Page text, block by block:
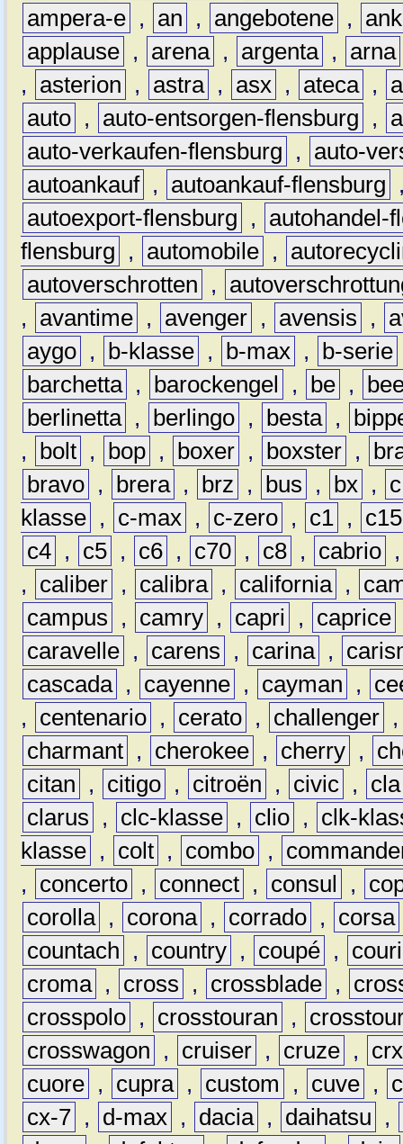
ampera-e , an , angebotene ,
applause , arena , argenta , arna
,
asterion , astra , asx , ateca ,
auto , auto-entsorgen-flensburg ,
auto-verkaufen-flensburg
,
auto-
autoankauf , autoankauf-flensburg
autoexport-flensburg
,
autohandel-
flensburg
, automobile ,
autoverschrotten
,
,
avantime , avenger , avensis ,
aygo , b-klasse , b-max , b-serie
barchetta , barockengel , be ,
berlinetta , berlingo , besta ,
,
bolt , bop , boxer , boxster ,
bravo , brera , brz , bus , bx ,
c
klasse , c-max , c-zero , c1 ,
c15
c4 , c5 , c6 , c70 , c8 , cabrio
,
caliber , calibra , california ,
campus
, camry , capri , caprice
caravelle , carens , carina ,
cascada , cayenne , cayman ,
,
centenario , cerato , challenger
charmant , cherokee , cherry ,
citan
, citigo , citroën , civic ,
cla
clarus
, clc-klasse , clio ,
clk-
klasse , colt , combo ,
,
concerto , connect , consul ,
corolla , corona , corrado , corsa
countach
, country , coupé ,
croma , cross , crossblade ,
crosspolo , crosstouran ,
crosswagon
, cruiser , cruze ,
crx
cuore , cupra , custom , cuve ,
cx-7 , d-max , dacia , daihatsu
,